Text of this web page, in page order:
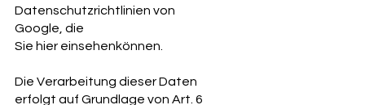
Datenschutzrichtlinien von
Google, die
Sie hier einsehenkönnen.
Die Verarbeitung dieser Daten
erfolgt auf Grundlage von Art. 6